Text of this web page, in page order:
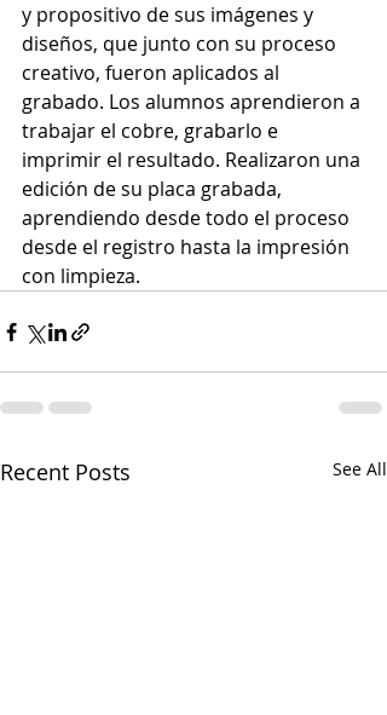
y propositivo de sus imágenes y
diseños, que junto con su proceso
creativo, fueron aplicados al
grabado. Los alumnos aprendieron a
trabajar el cobre, grabarlo e
imprimir el resultado. Realizaron una
edición de su placa grabada,
aprendiendo desde todo el proceso
desde el registro hasta la impresión
con limpieza.
Recent Posts See All